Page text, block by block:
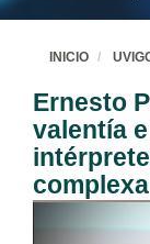
INICIO
Ernesto
valentía
complexa